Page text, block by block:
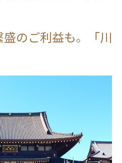
のご利益も。「川